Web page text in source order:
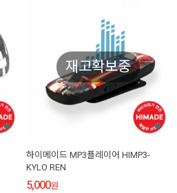
재고확보중
하이메이드 MP3플레이어 HIMP3-
KYLO REN
5,000원